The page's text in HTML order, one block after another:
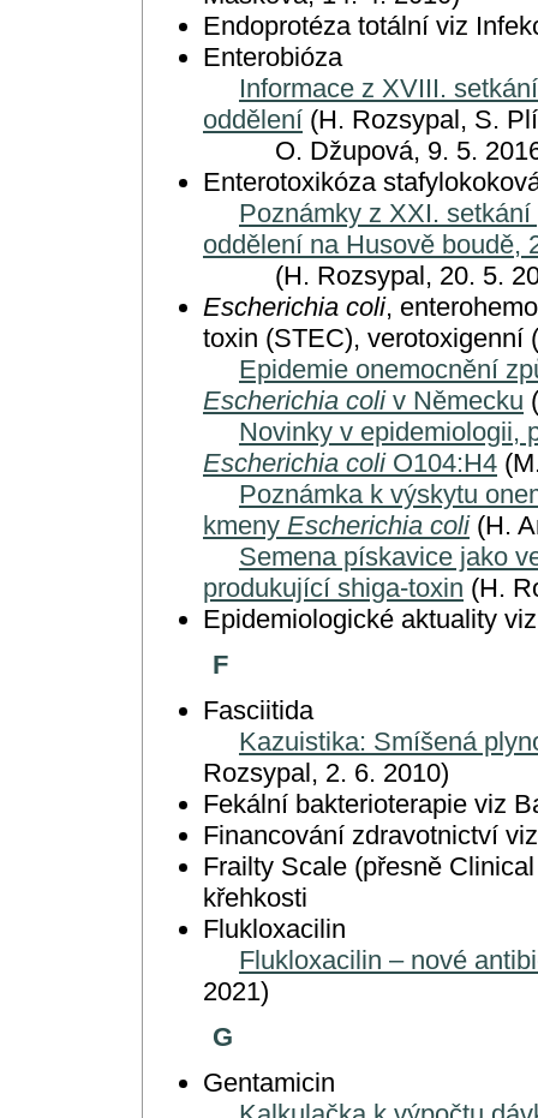
Endoprotéza totální viz
Enterobióza
Informace z XVIII.
oddělení (H. Rozsypal, S.
O. Džupová, 9. 5.
Enterotoxikóza
Poznámky z XXI.
oddělení na Husově boudě,
(H. Rozsypal, 20. 5.
Escherichia coli,
toxin (STEC), verotoxigenní
Epidemie onemocnění
Escherichia coliv Německu
Novinky v epidemiologii,
Escherichia coliO104:H4
Poznámka k výskytu
kmeny Escherichia coli(H.
Semena pískavice jako
produkující shiga-toxin (H.
Epidemiologické aktuality
F
Fasciitida
Kazuistika: Smíšená
Rozsypal, 2. 6. 2010)
Fekální bakterioterapie viz
Financování zdravotnictví
Frailty Scale (přesně
křehkosti
Flukloxacilin
Flukloxacilin – nové
2021)
G
Gentamicin